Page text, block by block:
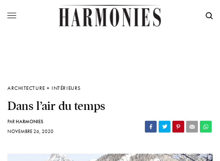
ARCHITECTURE + INTÉRIEURS
Dans l’air du temps
PARHARMONIES
NOVEMBRE 26, 2020